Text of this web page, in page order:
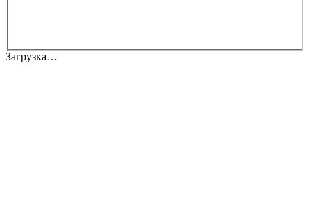
Загрузка…